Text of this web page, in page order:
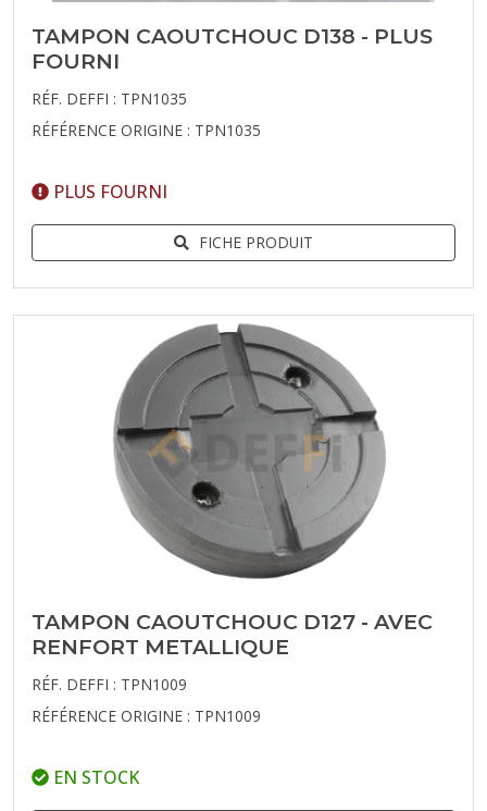
TAMPON CAOUTCHOUC D138 - PLUS
FOURNI
RÉF. DEFFI : TPN1035
RÉFÉRENCE ORIGINE : TPN1035
PLUS FOURNI
FICHE PRODUIT
TAMPON CAOUTCHOUC D127 - AVEC
RENFORT METALLIQUE
RÉF. DEFFI : TPN1009
RÉFÉRENCE ORIGINE : TPN1009
EN STOCK